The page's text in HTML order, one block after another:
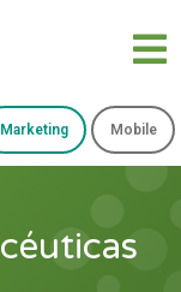
Marketing Mobile